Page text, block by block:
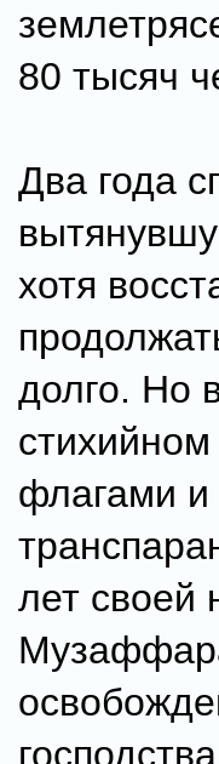
80 тысяч
Два года
хотя
долго. Но
флагами
лет своей